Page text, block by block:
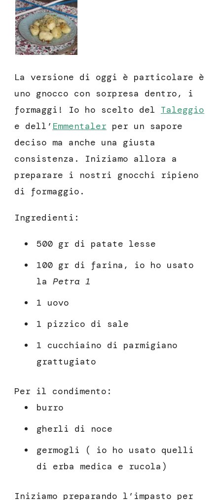
La versione di oggi è particolare è
uno gnocco con sorpresa dentro, i
formaggi! Io ho scelto del Taleggio
e dell’ Emmentaler per un sapore
deciso ma anche una giusta
consistenza. Iniziamo allora a
preparare i nostri gnocchi ripieno
di formaggio.
Ingredienti:
500 gr di patate lesse
100 gr di farina, io ho usato
la Petra 1
1 uovo
1 pizzico di sale
1 cucchiaino di parmigiano
grattugiato
Per il condimento:
burro
gherli di noce
germogli ( io ho usato quelli
di erba medica e rucola)
Iniziamo preparando l’impasto per